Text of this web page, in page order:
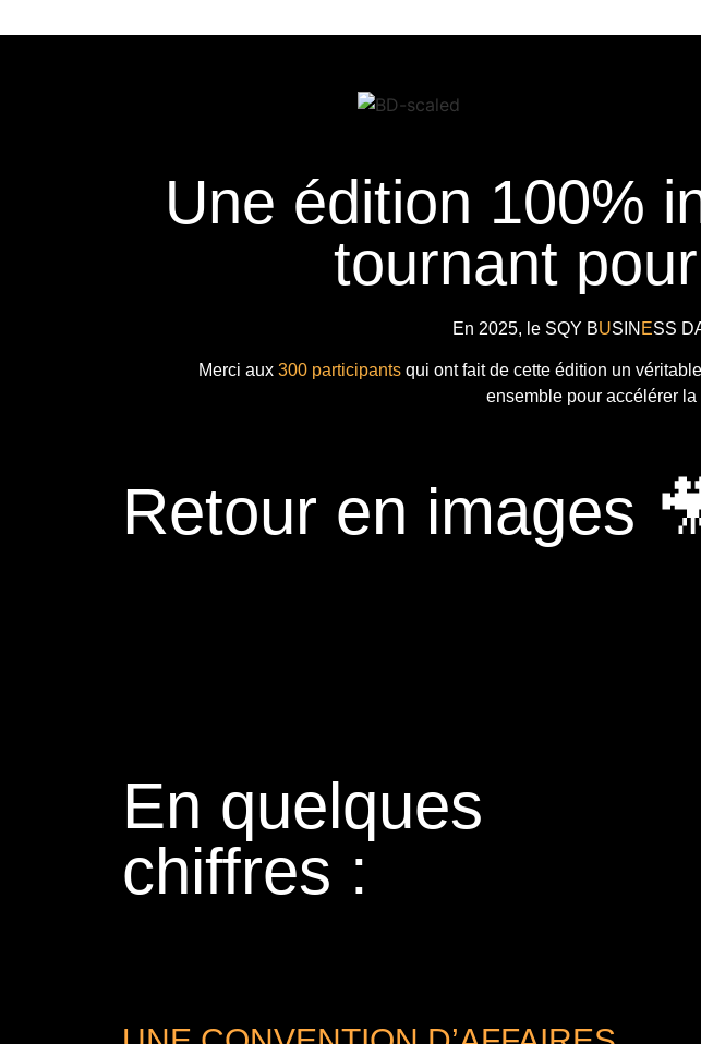
Une édition 100%
tournant
En 2025, le SQY BUSIN ESS
Merci aux 300 participantsqui ont fait de cette édition un
ensemble pour accélérer
Retour en images
En quelques
chiffres :